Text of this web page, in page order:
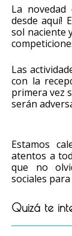
La
desde aquí!
sol naciente
Las
con la
primera vez
serán
Estamos
atentos a
que no
sociales
Quizá te